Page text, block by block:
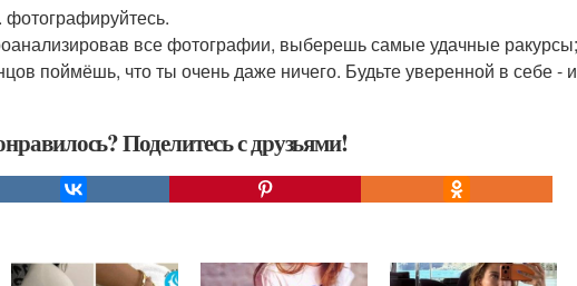
фотографируйтесь.
все фотографии, выберешь самые удачные
поймёшь, что ты очень даже ничего. Будьте уверенной в себе -
Поделитесь с друзьями!